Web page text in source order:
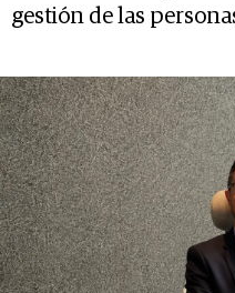
gestión de las